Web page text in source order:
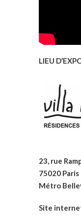
LIEU
23, rue
75020 Paris
Métro
Site